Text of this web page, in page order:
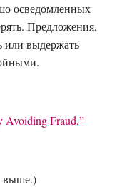
осведомленных
Предложения,
или выдержать
Avoiding Fraud,”
выше.)